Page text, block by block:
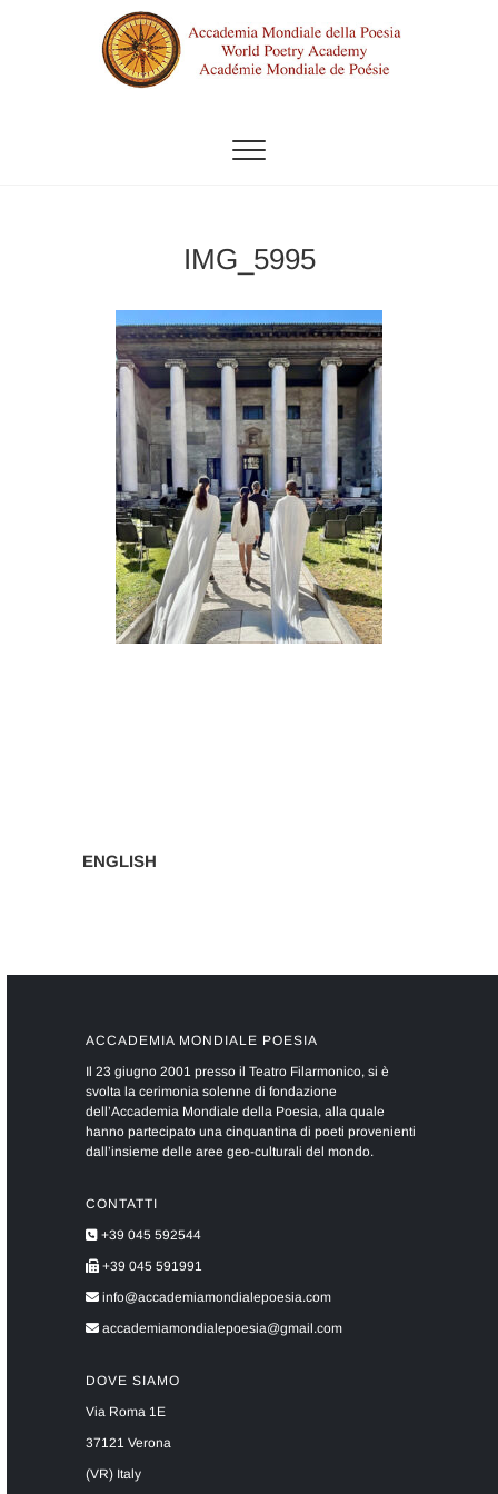
POESIA
IMG_5995
ENGLISH
ACCADEMIA MONDIALE POESIA
Il 23 giugno 2001 presso il Teatro Filarmonico, si è
svolta la cerimonia solenne di fondazione
dell’Accademia Mondiale della Poesia, alla quale
hanno partecipato una cinquantina di poeti provenienti
dall’insieme delle aree geo-culturali del mondo.
CONTATTI
+39 045 592544
+39 045 591991
info@accademiamondialepoesia.com
accademiamondialepoesia@gmail.com
DOVE SIAMO
Via Roma 1E
37121 Verona
(VR) Italy